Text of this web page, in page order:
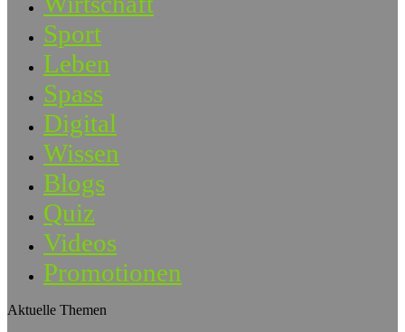
Sport
Leben
Spass
Digital
Wissen
Blogs
Quiz
Videos
Promotionen
Aktuelle Themen